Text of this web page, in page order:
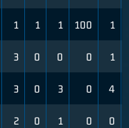
1 1 1 100 1
3 0 0 0 1
3 0 3 0 4
2 0 1 0 0